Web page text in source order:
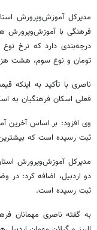
فرهنگی با آموزش‌وپرورش
تومان و نوع سوم، هشت
ناصری با تأکید به اینکه
فعلی اسکان فرهنگیان به اسکان ۱۲۵ خانوار و ۳۴۱ نفر
ثبت رسیده است که
مدیرکل آموزش‌وپرورش
دو اردبیل، اضافه کرد:
ثبت رسیده است.
به گفته ناصری مهمانان